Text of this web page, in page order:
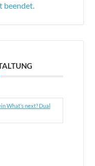
beendet.
What’s next? Dual